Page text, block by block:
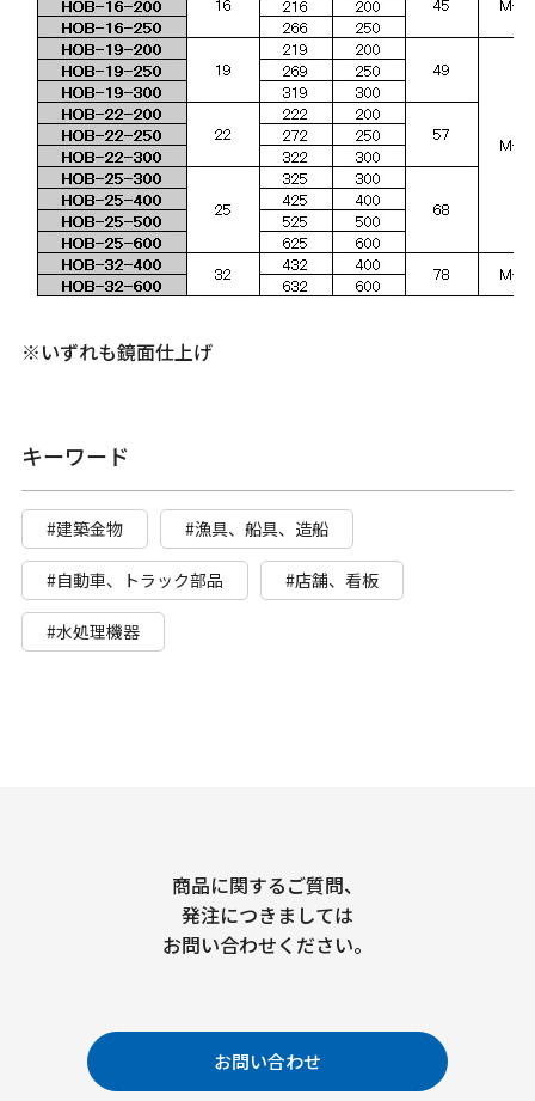
※いずれも鏡面仕上げ
キーワード
#建築金物 #漁具、船具、造船
#自動車、トラック部品 #店舗、看板
#水処理機器
商品に関するご質問、
発注につきましては
お問い合わせください。
お問い合わせ